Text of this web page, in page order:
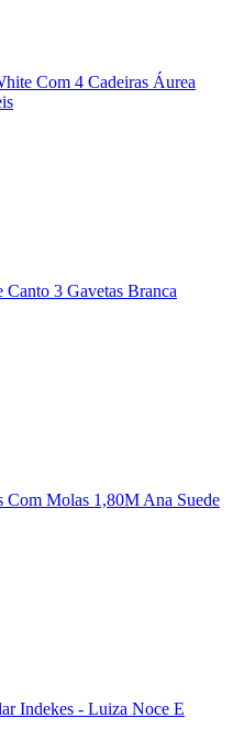
Com 4 Cadeiras Áurea
3 Gavetas Branca
Com Molas 1,80M Ana Suede
Indekes - Luiza Noce E